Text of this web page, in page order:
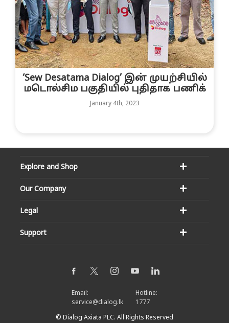
‘Sew Desatama Dialog’ இன் முயற்சியில்
மடொல்சிம பகுதியில் புதிதாக பணிக்
January 4th, 2023
Explore and Shop
Our Company
Legal
Support
Email:
service@dialog.lk
Hotline:
1777
© Dialog Axiata PLC. All Rights Reserved